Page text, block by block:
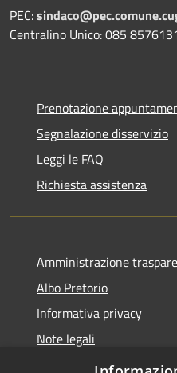
PEC:
Centralino Unico: 085
Prenotazione
Segnalazione disservizio
Leggi le FAQ
Richiesta assistenza
Amministrazione
Albo Pretorio
Informativa privacy
Note legali
Dichiarazione di